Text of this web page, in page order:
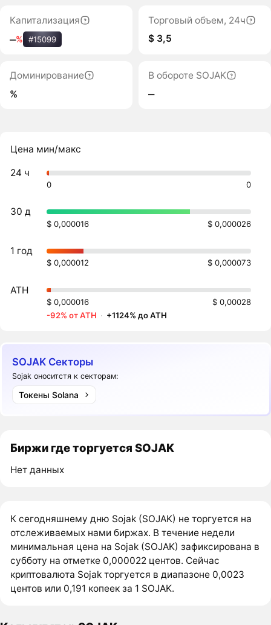
Капитализация
‒% #15099
Торговый объем, 24ч
$ 3,5
Доминирование
%
В обороте SOJAK
‒
Цена мин/макс
24 ч
0 0
30 д
$ 0,000016 $ 0,000026
1 год
$ 0,000012 $ 0,000073
ATH
$ 0,000016
$ 0,00028
-92% от ATH · +1124% до ATH
SOJAK Секторы
Sojak оноситстя к секторам:
Токены Solana
Биржи где торгуется SOJAK
Нет данных
К сегодняшнему дню Sojak (SOJAK) не торгуется на
отслеживаемых нами биржах. В течение недели
минимальная цена на Sojak (SOJAK) зафиксирована в
субботу на отметке 0,000022 центов. Сейчас
криптовалюта Sojak торгуется в диапазоне 0,0023
центов или 0,191 копеек за 1 SOJAK.